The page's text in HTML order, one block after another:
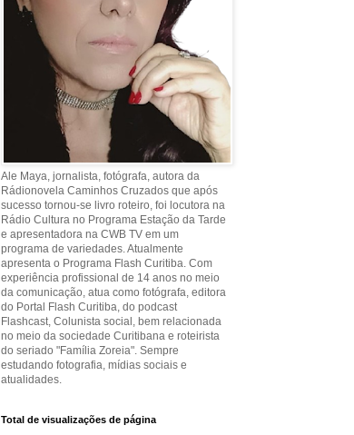
Ale Maya, jornalista, fotógrafa, autora da
Rádionovela Caminhos Cruzados que após
sucesso tornou-se livro roteiro, foi locutora na
Rádio Cultura no Programa Estação da Tarde
e apresentadora na CWB TV em um
programa de variedades. Atualmente
apresenta o Programa Flash Curitiba. Com
experiência profissional de 14 anos no meio
da comunicação, atua como fotógrafa, editora
do Portal Flash Curitiba, do podcast
Flashcast, Colunista social, bem relacionada
no meio da sociedade Curitibana e roteirista
do seriado "Família Zoreia". Sempre
estudando fotografia, mídias sociais e
atualidades.
Total de visualizações de página